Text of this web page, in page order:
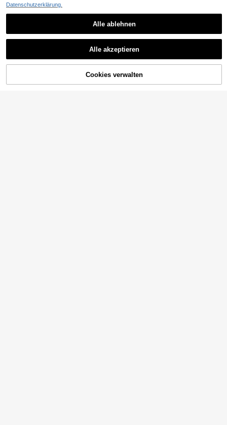
Damen Hose mit hoher Taille, einfar
big, ausgestellte Beine mit Seitenta
schen, Schwarz
15,99€ #Clean Girl
EURMUSE Damen Lässig vielseitig
ogginghose
13,32€13,34€
JETZT EINKAUFEN
Datenschutzerklärung.
Alle ablehnen
Alle akzeptieren
Cookies verwalten